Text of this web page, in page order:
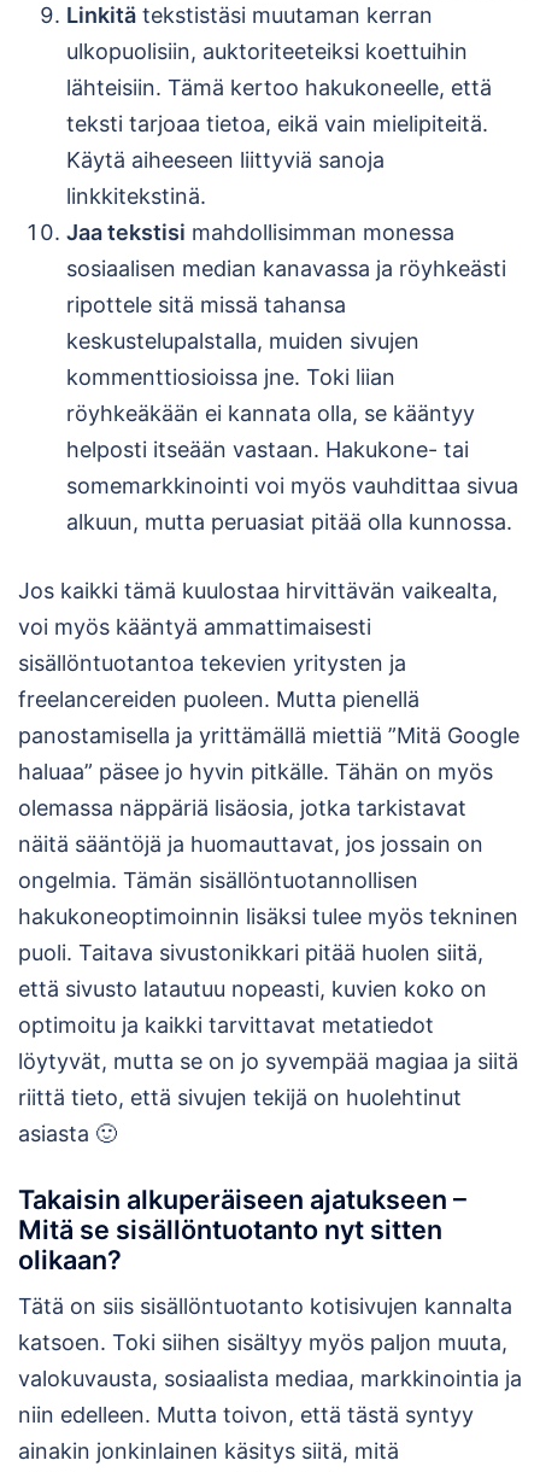
Linkitä tekstistäsi muutaman kerran
ulkopuolisiin, auktoriteeteiksi koettuihin
lähteisiin. Tämä kertoo hakukoneelle, että
teksti tarjoaa tietoa, eikä vain mielipiteitä.
Käytä aiheeseen liittyviä sanoja
linkkitekstinä.
Jaa tekstisi mahdollisimman monessa
sosiaalisen median kanavassa ja röyhkeästi
ripottele sitä missä tahansa
keskustelupalstalla, muiden sivujen
kommenttiosioissa jne. Toki liian
röyhkeäkään ei kannata olla, se kääntyy
helposti itseään vastaan. Hakukone- tai
somemarkkinointi voi myös vauhdittaa sivua
alkuun, mutta peruasiat pitää olla kunnossa.
Jos kaikki tämä kuulostaa hirvittävän vaikealta,
voi myös kääntyä ammattimaisesti
sisällöntuotantoa tekevien yritysten ja
freelancereiden puoleen. Mutta pienellä
panostamisella ja yrittämällä miettiä ”Mitä Google
haluaa” päsee jo hyvin pitkälle. Tähän on myös
olemassa näppäriä lisäosia, jotka tarkistavat
näitä sääntöjä ja huomauttavat, jos jossain on
ongelmia. Tämän sisällöntuotannollisen
hakukoneoptimoinnin lisäksi tulee myös tekninen
puoli. Taitava sivustonikkari pitää huolen siitä,
että sivusto latautuu nopeasti, kuvien koko on
optimoitu ja kaikki tarvittavat metatiedot
löytyvät, mutta se on jo syvempää magiaa ja siitä
riittä tieto, että sivujen tekijä on huolehtinut
asiasta 🙂
Takaisin alkuperäiseen ajatukseen –
Mitä se sisällöntuotanto nyt sitten
olikaan?
Tätä on siis sisällöntuotanto kotisivujen kannalta
katsoen. Toki siihen sisältyy myös paljon muuta,
valokuvausta, sosiaalista mediaa, markkinointia ja
niin edelleen. Mutta toivon, että tästä syntyy
ainakin jonkinlainen käsitys siitä, mitä